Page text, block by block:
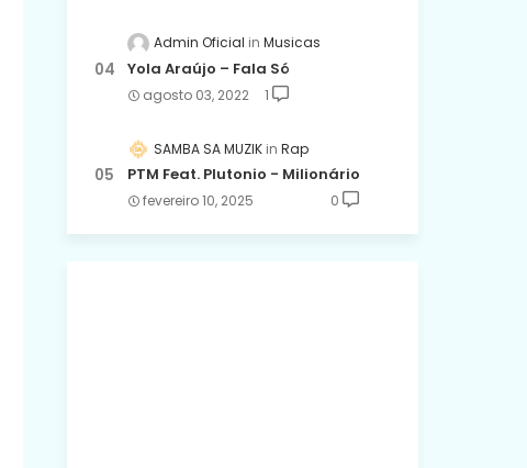
Admin Oficial Musicas
Yola Araújo – Fala Só
agosto 03, 2022 1
SAMBA SA MUZIK Rap
PTM Feat. Plutonio - Milionário
fevereiro 10, 2025 0